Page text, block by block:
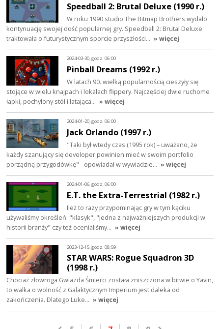
Speedball 2: Brutal Deluxe (1990 r.)
W roku 1990 studio The Bitmap Brothers wydało
kontynuację swojej dość popularnej gry. Speedball 2: Brutal Deluxe
traktowała o futurystycznym sporcie przyszłości… » więcej
2024-03-30, godz. 06:00
Pinball Dreams (1992 r.)
W latach 90. wielką popularnością cieszyły się
stojące w wielu knajpach i lokalach flippery. Najczęściej dwie ruchome
łapki, pochylony stół i latająca… » więcej
2024-01-20, godz. 06:00
Jack Orlando (1997 r.)
"Taki był wtedy czas (1995 rok) – uważano, że
każdy szanujący się developer powinien mieć w swoim portfolio
porządną przygodówkę" - opowiadał w wywiadzie… » więcej
2024-01-06, godz. 06:00
E.T. the Extra-Terrestrial (1982 r.)
Ileż to razy przypominając gry w tym kąciku
używaliśmy określeń: "klasyk", "jedna z najważniejszych produkcji w
historii branży" czy też ocenialiśmy… » więcej
2023-12-15, godz. 08:59
STAR WARS: Rogue Squadron 3D
(1998 r.)
Chociaż złowroga Gwiazda Śmierci została zniszczona w bitwie o Yavin,
to walka o wolność z Galaktycznym Imperium jest daleka od
zakończenia. Dlatego Luke… » więcej